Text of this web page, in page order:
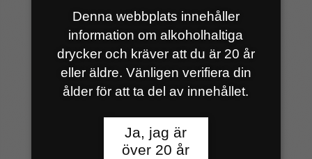
Denna webbplats innehåller
information om alkoholhaltiga
drycker och kräver att du är 20 år
eller äldre. Vänligen verifiera din
ålder för att ta del av innehållet.
Ja, jag är
över 20 år